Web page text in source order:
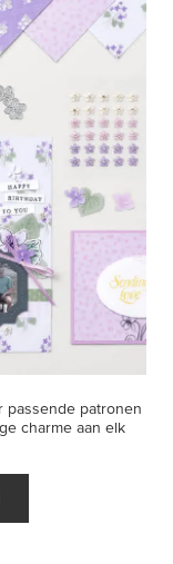
passende patronen
charme aan elk